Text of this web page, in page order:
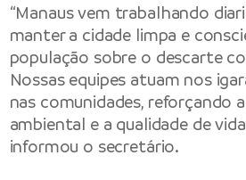
“Manaus vem trabalhando
manter a cidade limpa e
população sobre o descarte
Nossas equipes atuam nos
nas comunidades, reforçando
ambiental e a qualidade de
informou o secretário.